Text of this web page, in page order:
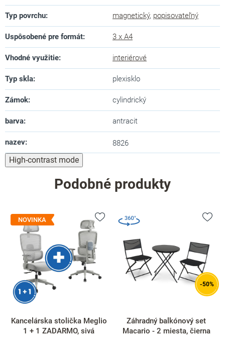
Typ povrchu: magnetický, popisovateľný
Uspôsobené pre formát: 3 x A4
Vhodné využitie: interiérové
Typ skla: plexisklo
Zámok: cylindrický
barva: antracit
nazev: 8826
High-contrast mode
Podobné produkty
NOVINKA
Kancelárska stolička Meglio
1 + 1 ZADARMO, sivá
-50%
Záhradný balkónový set
Macario - 2 miesta, čierna